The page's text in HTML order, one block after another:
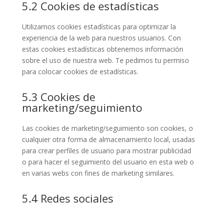
5.2 Cookies de estadísticas
Utilizamos cookies estadísticas para optimizar la
experiencia de la web para nuestros usuarios. Con
estas cookies estadísticas obtenemos información
sobre el uso de nuestra web. Te pedimos tu permiso
para colocar cookies de estadísticas.
5.3 Cookies de
marketing/seguimiento
Las cookies de marketing/seguimiento son cookies, o
cualquier otra forma de almacenamiento local, usadas
para crear perfiles de usuario para mostrar publicidad
o para hacer el seguimiento del usuario en esta web o
en varias webs con fines de marketing similares.
5.4 Redes sociales